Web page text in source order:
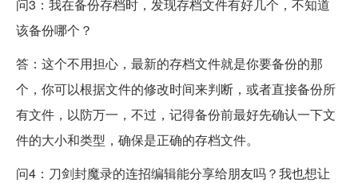
问3：我在备份存档时，发现存档文件有好几个，不知道
该备份哪个？
答：这个不用担心，最新的存档文件就是你要备份的那
个，你可以根据文件的修改时间来判断，或者直接备份所
有文件，以防万一，不过，记得备份前最好先确认一下文
件的大小和类型，确保是正确的存档文件。
问4：刀剑封魔录的连招编辑能分享给朋友吗？我也想让